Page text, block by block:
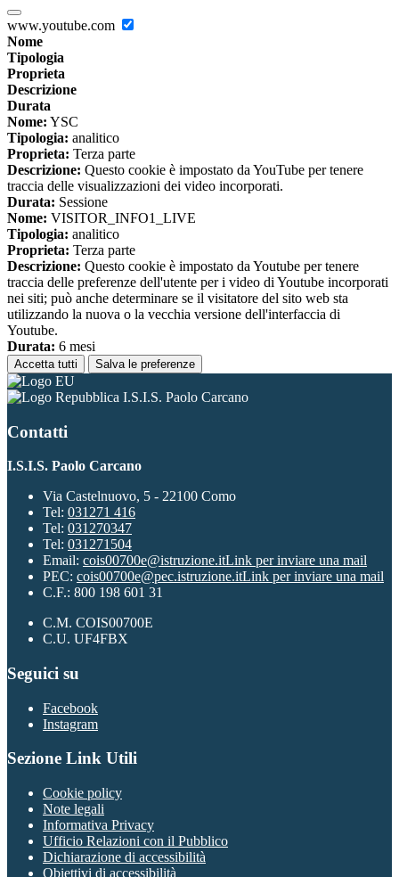
www.youtube.com
Nome
Tipologia
Proprieta
Descrizione
Durata
Nome: YSC
Tipologia: analitico
Proprieta: Terza parte
Descrizione: Questo cookie è impostato da YouTube per tenere
traccia delle visualizzazioni dei video incorporati.
Durata: Sessione
Nome: VISITOR_INFO1_LIVE
Tipologia: analitico
Proprieta: Terza parte
Descrizione: Questo cookie è impostato da Youtube per tenere
traccia delle preferenze dell'utente per i video di Youtube incorporati
nei siti; può anche determinare se il visitatore del sito web sta
utilizzando la nuova o la vecchia versione dell'interfaccia di
Youtube.
Durata: 6 mesi
Accetta tutti Salva le preferenze
I.S.I.S. Paolo Carcano
Contatti
I.S.I.S. Paolo Carcano
Via Castelnuovo, 5 - 22100 Como
Tel: 031271 416
Tel: 031270347
Tel: 031271504
Email: cois00700e@istruzione.itLink per inviare una mail
PEC: cois00700e@pec.istruzione.itLink per inviare una mail
C.F.: 800 198 601 31
C.M. COIS00700E
C.U. UF4FBX
Seguici su
Facebook
Instagram
Sezione Link Utili
Cookie policy
Note legali
Informativa Privacy
Ufficio Relazioni con il Pubblico
Dichiarazione di accessibilità
Obiettivi di accessibilità